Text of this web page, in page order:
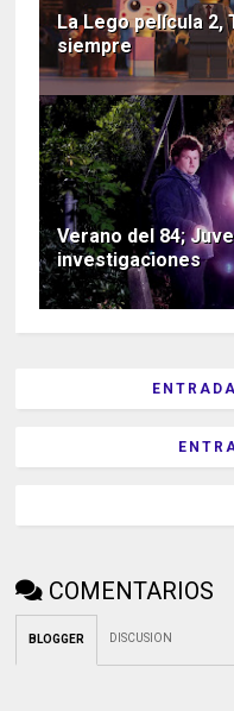
La Lego película 2,
siempre
Verano del 84;
investigaciones
COMENTARIOS
BLOGGER DISCUSION